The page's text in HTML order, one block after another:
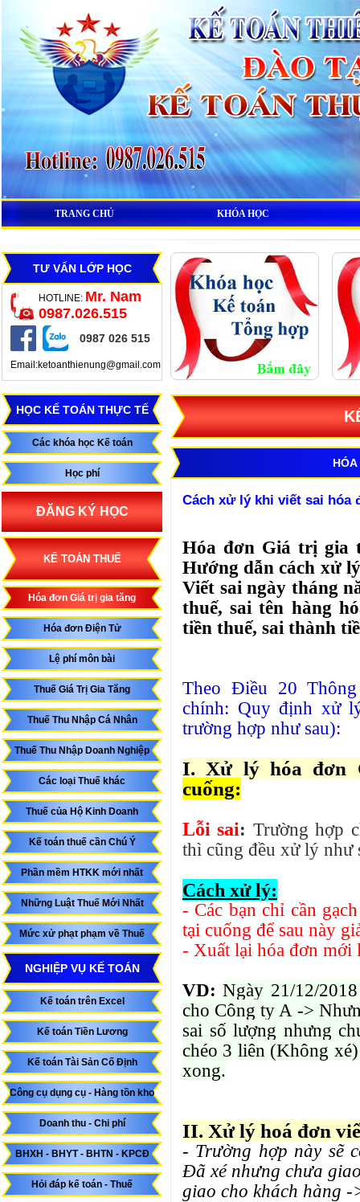
TRANG CHỦ KHÓA HỌC
TƯ VẤN LỚP HỌC
HOTLINE: Mr. Nam
0987.026.515
0987 026 515
Email:ketoanthienung@gmail.com
HỌC KẾ TOÁN THỰC TẾ
Các khóa học Kế toán
Học phí
ĐĂNG KÝ HỌC
KẾ TOÁN THUẾ
Hóa đơn Giá trị gia tăng
Hóa đơn Điện Tử
Lệ phí môn bài
Thuế Giá Trị Gia Tăng
Thuế Thu Nhập Cá Nhân
Thuế Thu Nhập Doanh Nghiệp
Các loại Thuế khác
Thuế của Hộ Kinh Doanh
Kế toán thuế cần Chú Ý
Phần mềm HTKK mới nhất
Những Luật Thuế Mới Nhất
Mức xử phạt phạm về Thuế
NGHIỆP VỤ KẾ TOÁN
Kế toán trên Excel
Kế toán Tiền Lương
Kế toán Tài Sản Cố Định
Công cụ dụng cụ - Hàng tồn kho
Doanh thu - Chi phí
BHXH - BHYT - BHTN - KPCĐ
Hỏi đáp kế toán - Thuế
Cách xử lý khi viết sai hóa
Hóa đơn Giá trị gia
Hướng dẫn cách xử
Viết sai ngày tháng
thuế, sai tên hàng
tiền thuế, sai thành
Theo Điều 20
chính: Quy định xử
trường hợp như sau):
I. Xử lý hóa đơn
cuống:
Lỗi sai: Trường hợp
thì cũng đều xử lý như
Cách xử lý:
- Các bạn chỉ cần
tại cuống để sau này
- Xuất lại hóa đơn mới
VD: Ngày 21/12/
cho Công ty A ->
sai số lượng nhưng
chéo 3 liên (Không
xong.
II. Xử lý hoá đơn
- Trường hợp này sẽ
Đã xé nhưng chưa
giao cho khách hàng